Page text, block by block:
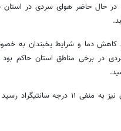
حال حاضر هوای سردی در استان
کاهش دما و شرایط یخبندان به
در برخی مناطق استان حاکم
وی ادامه داد: دمای هوا در مرکز استان